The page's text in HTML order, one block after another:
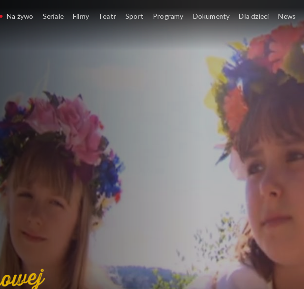
Na żywo Seriale Filmy Teatr Sport Programy Dokumenty Dla dzieci News